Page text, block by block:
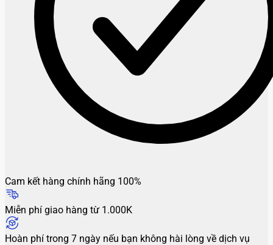
Cam kết hàng chính hãng 100%
Miễn phí giao hàng từ 1.000K
Hoàn phí trong 7 ngày nếu bạn không hài lòng về dịch vụ